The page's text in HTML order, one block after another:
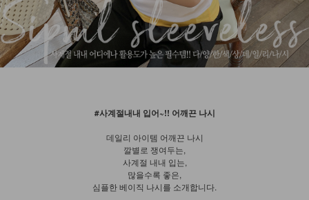
#사계절내내 입어~!! 어깨끈 나시
데일리 아이템 어깨끈 나시
깔별로 쟁여두는,
사계절 내내 입는,
많을수록 좋은,
심플한 베이직 나시를 소개합니다.